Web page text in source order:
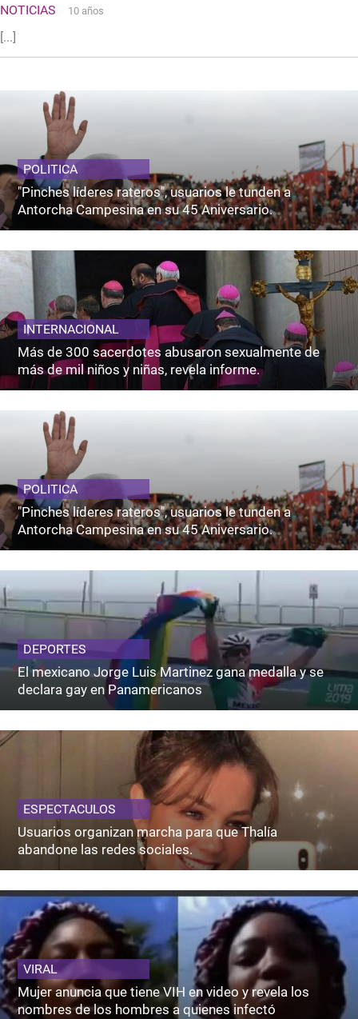
NOTICIAS 10 años
[...]
POLITICA
"Pinches líderes rateros", usuarios le tunden a
Antorcha Campesina en su 45 Aniversario.
INTERNACIONAL
Más de 300 sacerdotes abusaron sexualmente de
más de mil niños y niñas, revela informe.
POLITICA
"Pinches líderes rateros", usuarios le tunden a
Antorcha Campesina en su 45 Aniversario.
DEPORTES
El mexicano Jorge Luis Martinez gana medalla y se
declara gay en Panamericanos
ESPECTACULOS
Usuarios organizan marcha para que Thalía
abandone las redes sociales.
VIRAL
Mujer anuncia que tiene VIH en video y revela los
nombres de los hombres a quienes infectó